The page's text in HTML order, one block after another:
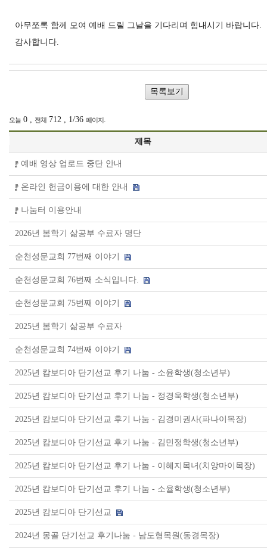
아무쪼록 함께 모여 예배 드릴 그날을 기다리며 힘내시기 바랍니다.
감사합니다.
오늘0 , 전체 712 , 1/36 페이지 .
제목
예배 영상 업로드 중단 안내
온라인 헌금이용에 대한 안내
나눔터 이용안내
2026년 봄학기 삶공부 수료자 명단
순천성문교회 77번째 이야기
순천성문교회 76번째 소식입니다.
순천성문교회 75번째 이야기
2025년 봄학기 삶공부 수료자
순천성문교회 74번째 이야기
2025년 캄보디아 단기선교 후기 나눔 - 소윤학생(청소년부)
2025년 캄보디아 단기선교 후기 나눔 - 정경욱학생(청소년부)
2025년 캄보디아 단기선교 후기 나눔 - 김경미권사(파나이목장)
2025년 캄보디아 단기선교 후기 나눔 - 김민정학생(청소년부)
2025년 캄보디아 단기선교 후기 나눔 - 이혜지목녀(치앙마이목장)
2025년 캄보디아 단기선교 후기 나눔 - 소율학생(청소년부)
2025년 캄보디아 단기선교
2024년 몽골 단기선교 후기나눔 - 남도형목원(동경목장)